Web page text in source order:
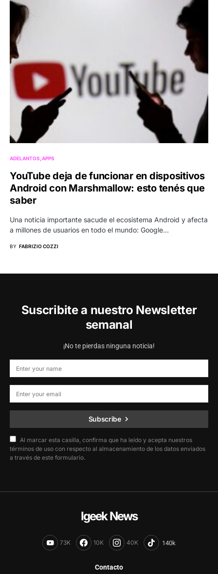
ADELANTOS APPS
YouTube deja de funcionar en dispositivos
Android con Marshmallow: esto tenés que
saber
Una noticia importante sacude el ecosistema Android y afecta
a millones de usuarios en todo el mundo: Google…
BY FABRIZIO COZZI
Suscribite a nuestro Newsletter
semanal
¡No te pierdas ninguna noticia!
Subscribe
Al marcar esta casilla, confirma que ha leído y acepta nuestros
términos de uso con respecto al almacenamiento de los datos enviados
a través de este formulario.
Igeek News
73K 10K 40K
Contacto